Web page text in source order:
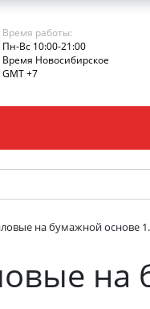
Время работы:
Пн-Вс 10:00-21:00
Время Новосибирское
GMT +7
на бумажной основе
на